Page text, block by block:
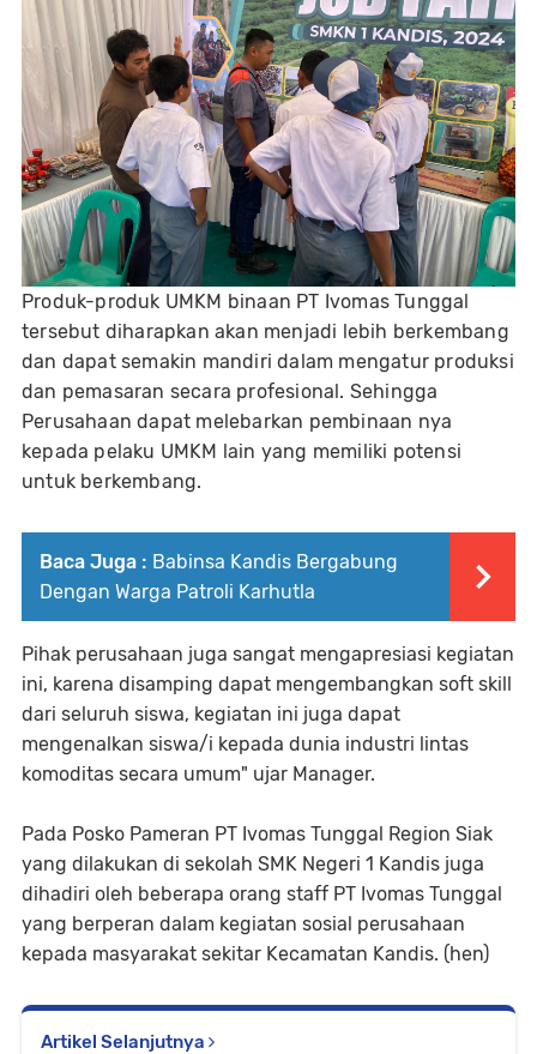
Produk-produk UMKM binaan PT Ivomas Tunggal
tersebut diharapkan akan menjadi lebih berkembang
dan dapat semakin mandiri dalam mengatur produksi
dan pemasaran secara profesional. Sehingga
Perusahaan dapat melebarkan pembinaan nya
kepada pelaku UMKM lain yang memiliki potensi
untuk berkembang.
Baca Juga : Babinsa Kandis Bergabung
Dengan Warga Patroli Karhutla
Pihak perusahaan juga sangat mengapresiasi kegiatan
ini, karena disamping dapat mengembangkan soft skill
dari seluruh siswa, kegiatan ini juga dapat
mengenalkan siswa/i kepada dunia industri lintas
komoditas secara umum" ujar Manager.
Pada Posko Pameran PT Ivomas Tunggal Region Siak
yang dilakukan di sekolah SMK Negeri 1 Kandis juga
dihadiri oleh beberapa orang staff PT Ivomas Tunggal
yang berperan dalam kegiatan sosial perusahaan
kepada masyarakat sekitar Kecamatan Kandis. (hen)
Artikel Selanjutnya